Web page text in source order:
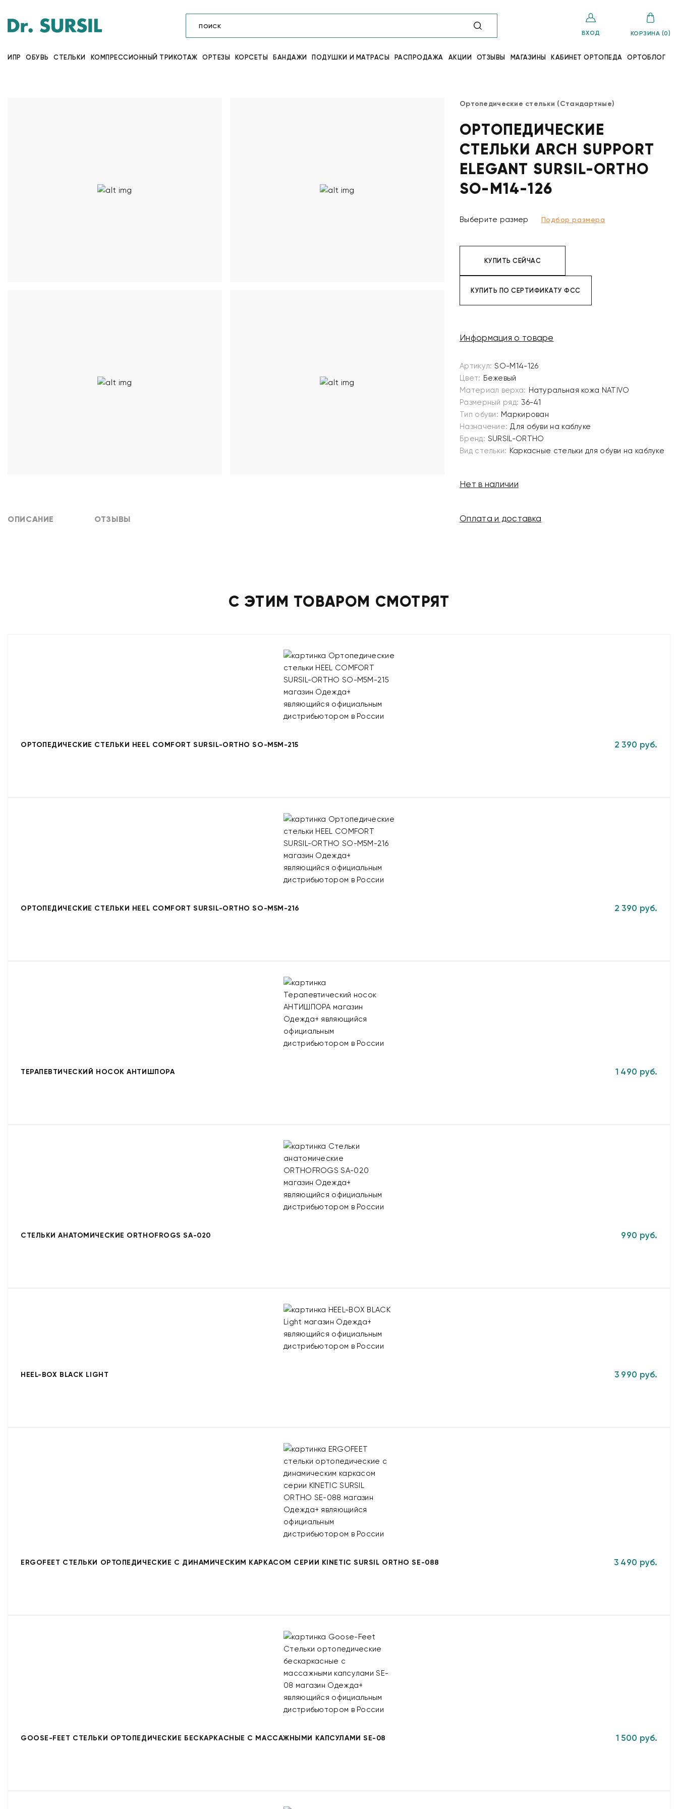
ВХОД КОРЗИНА (0)
ИПР ОБУВЬ СТЕЛЬКИ КОМПРЕССИОННЫЙ ТРИКОТАЖ ОРТЕЗЫ КОРСЕТЫ БАНДАЖИ ПОДУШКИ И МАТРАСЫ РАСПРОДАЖА АКЦИИ ОТЗЫВЫ МАГАЗИНЫ КАБИНЕТ ОРТОПЕДА ОРТОБЛОГ
ОПИСАНИЕ ОТЗЫВЫ
Ортопедические стельки (Стандартные)
ОРТОПЕДИЧЕСКИЕ
СТЕЛЬКИ ARCH SUPPORT
ELEGANT SURSIL-ORTHO
SO-M14-126
Выберите размер Подбор размера
КУПИТЬ СЕЙЧАС
КУПИТЬ ПО СЕРТИФИКАТУ ФСС
Информация о товаре
Артикул: SO-M14-126
Цвет: Бежевый
Материал верха: Натуральная кожа NATIVO
Размерный ряд: 36-41
Тип обуви: Маркирован
Назначение: Для обуви на каблуке
Бренд: SURSIL-ORTHO
Вид стельки: Каркасные стельки для обуви на каблуке
Нет в наличии
Оплата и доставка
С ЭТИМ ТОВАРОМ СМОТРЯТ
ОРТОПЕДИЧЕСКИЕ СТЕЛЬКИ HEEL COMFORT SURSIL-ORTHO SO-M5M-215 2 390 руб.
ОРТОПЕДИЧЕСКИЕ СТЕЛЬКИ HEEL COMFORT SURSIL-ORTHO SO-M5M-216 2 390 руб.
ТЕРАПЕВТИЧЕСКИЙ НОСОК АНТИШПОРА 1 490 руб.
СТЕЛЬКИ АНАТОМИЧЕСКИЕ ORTHOFROGS SA-020 990 руб.
HEEL-BOX BLACK LIGHT 3 990 руб.
ERGOFEET СТЕЛЬКИ ОРТОПЕДИЧЕСКИЕ С ДИНАМИЧЕСКИМ КАРКАСОМ СЕРИИ KINETIC SURSIL ORTHO SE-088 3 490 руб.
GOOSE-FEET СТЕЛЬКИ ОРТОПЕДИЧЕСКИЕ БЕСКАРКАСНЫЕ С МАССАЖНЫМИ КАПСУЛАМИ SE-08 1 500 руб.